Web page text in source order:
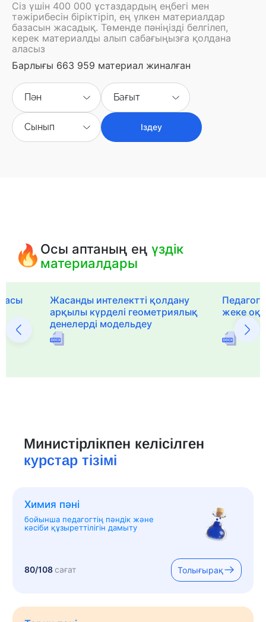
Сіз үшін 400 000 ұстаздардың еңбегі мен
тәжірибесін біріктіріп, ең үлкен материалдар
базасын жасадық. Төменде пәніңізді белгілеп,
керек материалды алып сабағыңызға қолдана
аласыз
Барлығы 663 959 материал жиналған
Пән Бағыт
Сынып Іздеу
Осы аптаның еңүздік
материалдары
Жасанды интелектті қолдану
арқылы күрделі геометриялық
денелерді модельдеу
жеке
Министірлікпен келісілген
курстар тізімі
Химия пәні
бойынша педагогтің пәндік және
кәсіби құзыреттілігін дамыту
80/108сағат Толығырақ